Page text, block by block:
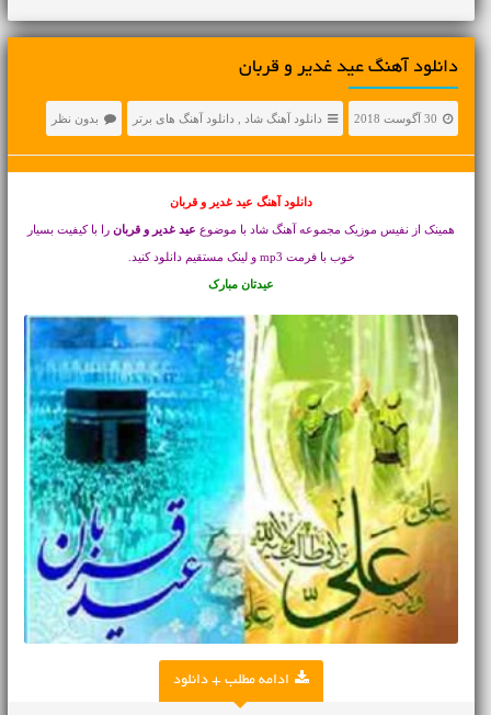
دانلود آهنگ عید غدیر و قربان
30 آگوست 2018 دانلود آهنگ شاد دانلود آهنگ های برتر بدون نظر
دانلود آهنگ عید غدیر و قربان
همینک از نفیس موزیک مجموعه آهنگ شاد با موضوع عید غدیر و قربانرا با کیفیت بسیار
خوب با فرمت mp3 و لینک مستقیم دانلود کنید.
عیدتان مبارک
ادامه مطلب + دانلود